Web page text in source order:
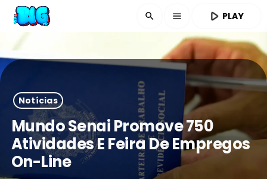
search menu play_arrow PLAY
Notícias
Mundo Senai Promove 750
Atividades E Feira De Empregos
On-Line